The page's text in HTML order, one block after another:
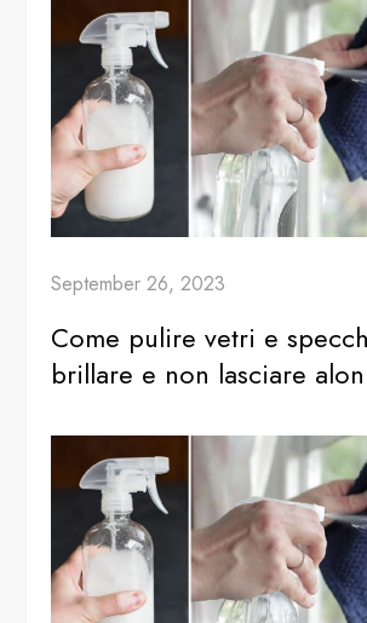
September 26, 2023
Come pulire vetri e
brillare e non lasciare